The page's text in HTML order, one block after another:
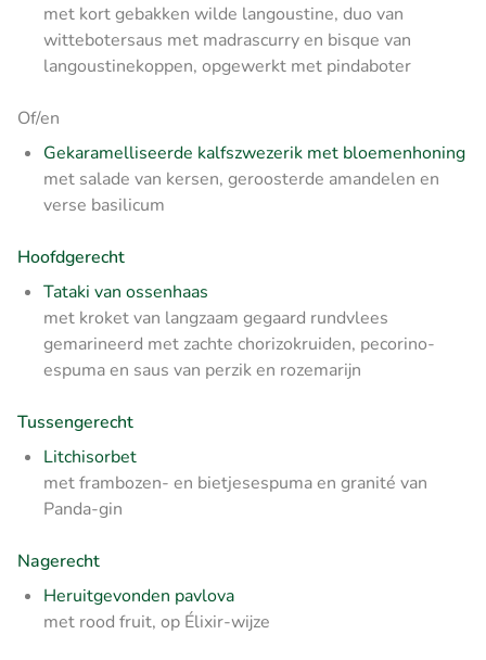
met kort gebakken wilde langoustine, duo van
wittebotersaus met madrascurry en bisque van
langoustinekoppen, opgewerkt met pindaboter
Of/en
Gekaramelliseerde kalfszwezerik met bloemenhoning
met salade van kersen, geroosterde amandelen en
verse basilicum
Hoofdgerecht
Tataki van ossenhaas
met kroket van langzaam gegaard rundvlees
gemarineerd met zachte chorizokruiden, pecorino-
espuma en saus van perzik en rozemarijn
Tussengerecht
Litchisorbet
met frambozen- en bietjesespuma en granité van
Panda-gin
Nagerecht
Heruitgevonden pavlova
met rood fruit, op Élixir-wijze